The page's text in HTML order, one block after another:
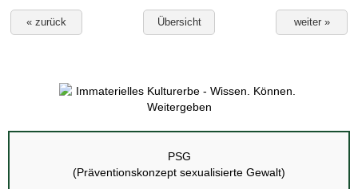
« zurück weiter »
Übersicht
PSG
(Präventionskonzept sexualisierte Gewalt)